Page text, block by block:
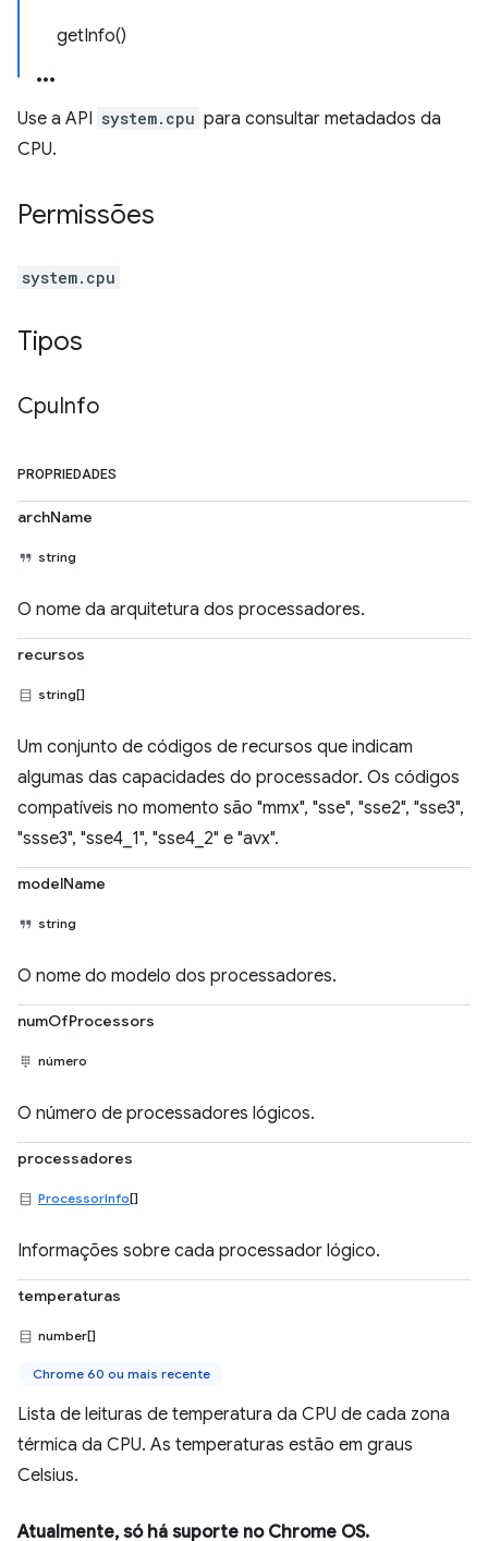
getInfo()
Use a API system.cpu para consultar metadados da
CPU.
Permissões
system.cpu
Tipos
CpuInfo
PROPRIEDADES
archName
string
O nome da arquitetura dos processadores.
recursos
string[]
Um conjunto de códigos de recursos que indicam
algumas das capacidades do processador. Os códigos
compatíveis no momento são "mmx", "sse", "sse2", "sse3",
"ssse3", "sse4_1", "sse4_2" e "avx".
modelName
string
O nome do modelo dos processadores.
numOfProcessors
número
O número de processadores lógicos.
processadores
ProcessorInfo[]
Informações sobre cada processador lógico.
temperaturas
number[]
Chrome 60 ou mais recente
Lista de leituras de temperatura da CPU de cada zona
térmica da CPU. As temperaturas estão em graus
Celsius.
Atualmente, só há suporte no Chrome OS.